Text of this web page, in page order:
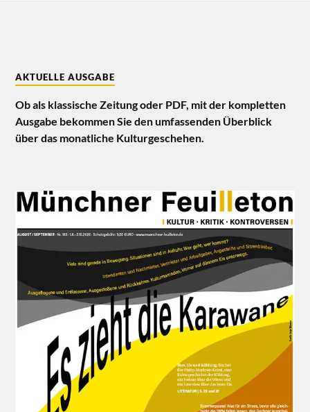
AKTUELLE AUSGABE
Ob als klassische Zeitung oder PDF, mit der kompletten
Ausgabe bekommen Sie den umfassenden Überblick
über das monatliche Kulturgeschehen.